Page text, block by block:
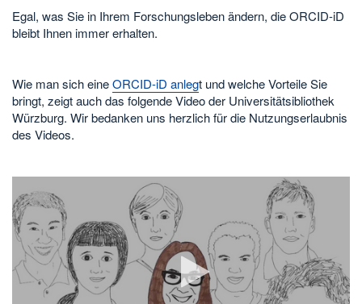
Egal, was Sie in Ihrem Forschungsleben ändern, die ORCID-iD
bleibt Ihnen immer erhalten.
Wie man sich eineORCID-iD anlegt und welche Vorteile Sie
bringt, zeigt auch das folgende Video der Universitätsibliothek
Würzburg. Wir bedanken uns herzlich für die Nutzungserlaubnis
des Videos.
Video